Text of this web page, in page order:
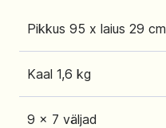
Pikkus 95 x laius 29 cm
Kaal 1,6 kg
9 x 7 väljad